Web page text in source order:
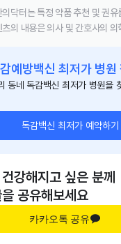
의닥터는 특정 약품 추천 및 권
츠의 내용은 의사 및 간호사의
예방백신 최저가 병원
동네 독감백신 최저가 병원을
독감백신 최저가 예약하기
강해지고 싶은 분께
공유해보세요
카카오톡 공유